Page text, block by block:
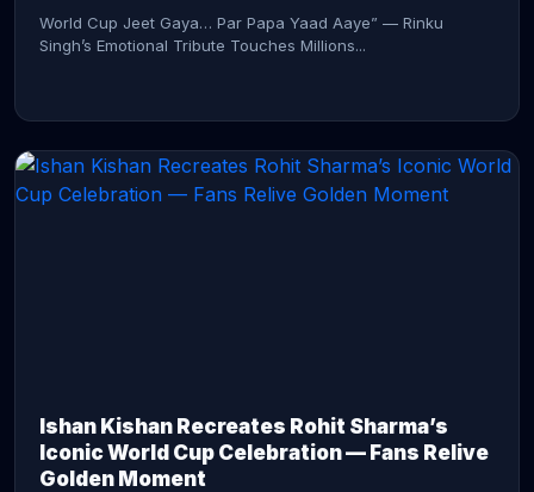
World Cup Jeet Gaya… Par Papa Yaad Aaye” — Rinku
Singh’s Emotional Tribute Touches Millions...
Ishan Kishan Recreates Rohit Sharma’s
Iconic World Cup Celebration — Fans Relive
Golden Moment